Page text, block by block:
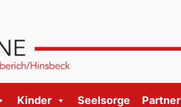
Kinder Seelsorge Partner